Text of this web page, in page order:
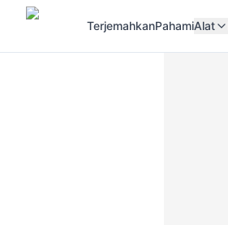
TerjemahkanPahamiAlat